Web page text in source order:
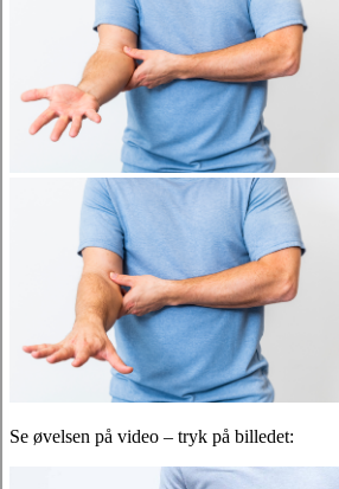
Se øvelsen på video – tryk på billedet: